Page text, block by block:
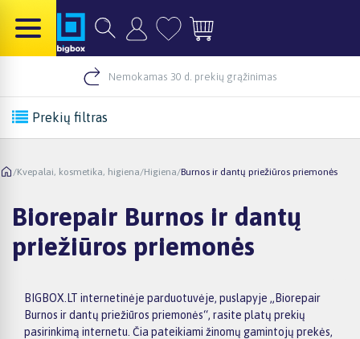
Nemokamas 30 d. prekių grąžinimas
Prekių filtras
/Kvepalai, kosmetika, higiena/Higiena/Burnos ir dantų priežiūros priemonės
Biorepair Burnos ir dantų
priežiūros priemonės
BIGBOX.LT internetinėje parduotuvėje, puslapyje „Biorepair
Burnos ir dantų priežiūros priemonės“, rasite platų prekių
pasirinkimą internetu. Čia pateikiami žinomų gamintojų prekės,